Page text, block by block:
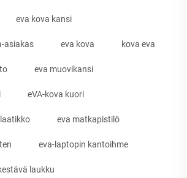
eva kova kansi
asiakas eva kova kova eva
eva muovikansi
eVA-kova kuori
eva matkapistilö
eva-laptopin kantoihme
laukku